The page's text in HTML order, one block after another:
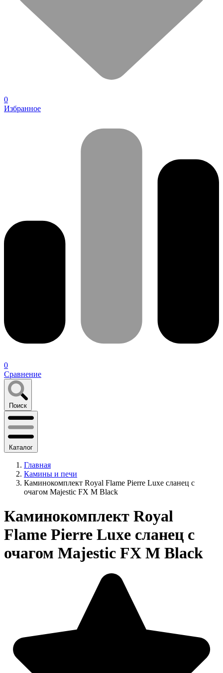
0
Избранное
0
Сравнение
Поиск
Каталог
Главная
Камины и печи
Каминокомплект Royal Flame Pierre Luxe сланец с
очагом Majestic FX M Black
Каминокомплект Royal
Flame Pierre Luxe сланец с
очагом Majestic FX M Black